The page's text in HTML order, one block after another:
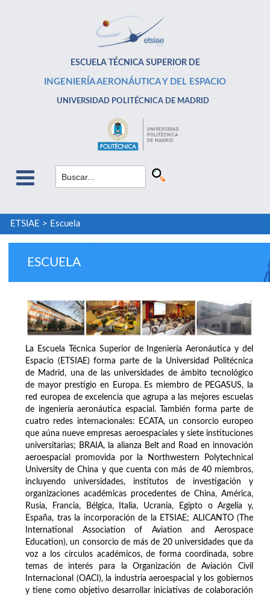
ESCUELA TÉCNICA SUPERIOR DE
INGENIERÍA AERONÁUTICA Y DEL ESPACIO
UNIVERSIDAD POLITÉCNICA DE MADRID
ETSIAE > Escuela
ESCUELA
La Escuela Técnica Superior de Ingeniería Aeronáutica y del
Espacio (ETSIAE) forma parte de la Universidad Politécnica
de Madrid, una de las universidades de ámbito tecnológico
de mayor prestigio en Europa. Es miembro de PEGASUS, la
red europea de excelencia que agrupa a las mejores escuelas
de ingeniería aeronáutica espacial. También forma parte de
cuatro redes internacionales: ECATA, un consorcio europeo
que aúna nueve empresas aeroespaciales y siete instituciones
universitarias; BRAIA, la alianza Belt and Road en innovación
aeroespacial promovida por la Northwestern Polytechnical
University de China y que cuenta con más de 40 miembros,
incluyendo universidades, institutos de investigación y
organizaciones académicas procedentes de China, América,
Rusia, Francia, Bélgica, Italia, Ucrania, Egipto o Argelia y,
España, tras la incorporación de la ETSIAE; ALICANTO (The
International Association of Aviation and Aerospace
Education), un consorcio de más de 20 universidades que da
voz a los círculos académicos, de forma coordinada, sobre
temas de interés para la Organización de Aviación Civil
Internacional (OACI), la industria aeroespacial y los gobiernos
y tiene como objetivo desarrollar iniciativas de colaboración